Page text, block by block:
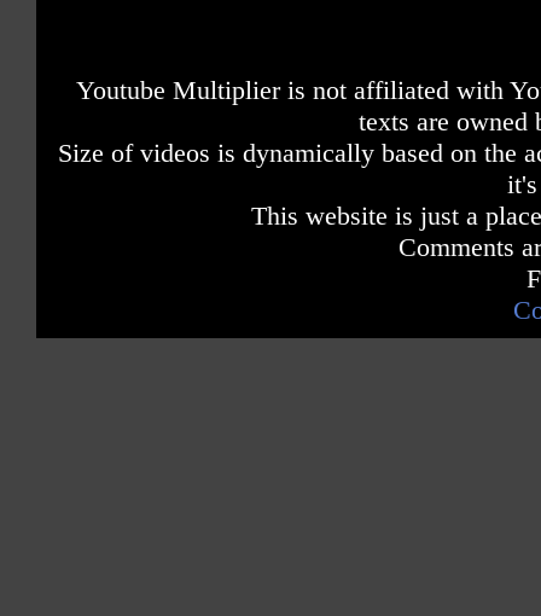
Youtube Multiplier is not affiliated with
texts are owned
Size of videos is dynamically based on the
This website is just a
Comments